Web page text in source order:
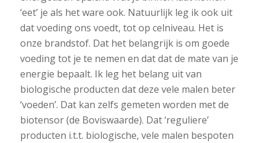
‘eet’ je als het ware ook. Natuurlijk leg ik ook uit
dat voeding ons voedt, tot op celniveau. Het is
onze brandstof. Dat het belangrijk is om goede
voeding tot je te nemen en dat dat de mate van je
energie bepaalt. Ik leg het belang uit van
biologische producten dat deze vele malen beter
‘voeden’. Dat kan zelfs gemeten worden met de
biotensor (de Boviswaarde). Dat ‘reguliere’
producten i.t.t. biologische, vele malen bespoten